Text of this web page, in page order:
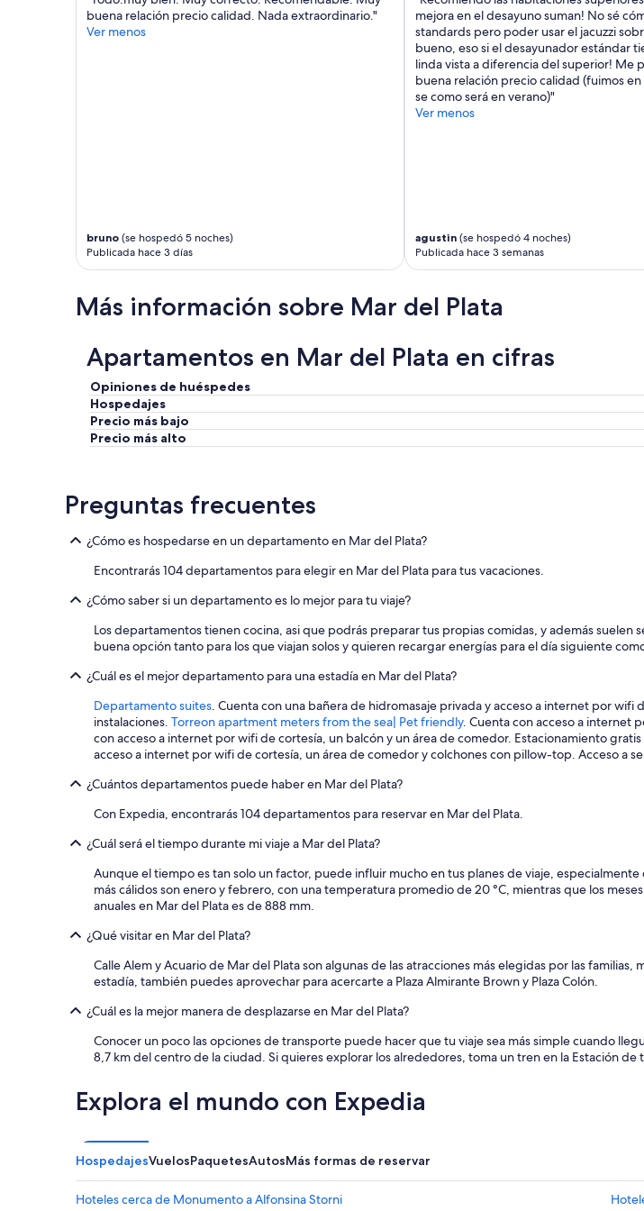
buena relación precio calidad. Nada extraordinario."
Ver menos
bruno (se hospedó 5 noches)
Publicada hace 3 días
mejora en el desayuno suman! No sé
standards pero poder usar el jacuzzi
bueno, eso si el desayunador estándar
linda vista a diferencia del superior! Me
buena relación precio calidad (fuimos
se como será en verano)"
Ver menos
agustin (se hospedó 4 noches)
Publicada hace 3 semanas
Más información sobre Mar del Plata
Apartamentos en Mar del Plata en cifras
Opiniones de huéspedes
Hospedajes
Precio más bajo
Precio más alto
Preguntas frecuentes
¿Cómo es hospedarse en un departamento en Mar del Plata?
Encontrarás 104 departamentos para elegir en Mar del Plata para tus vacaciones.
¿Cómo saber si un departamento es lo mejor para tu viaje?
Los departamentos tienen cocina, asi que podrás preparar tus propias comidas, y además
buena opción tanto para los que viajan solos y quieren recargar energías para el día siguiente
¿Cuál es el mejor departamento para una estadía en Mar del Plata?
Departamento suites. Cuenta con una bañera de hidromasaje privada y acceso a internet por
instalaciones. Torreon apartment meters from the sea| Pet friendly. Cuenta con acceso a internet
con acceso a internet por wifi de cortesía, un balcón y un área de comedor. Estacionamiento gratis
acceso a internet por wifi de cortesía, un área de comedor y colchones con pillow-top. Acceso a
¿Cuántos departamentos puede haber en Mar del Plata?
Con Expedia, encontrarás 104 departamentos para reservar en Mar del Plata.
¿Cuál será el tiempo durante mi viaje a Mar del Plata?
Aunque el tiempo es tan solo un factor, puede influir mucho en tus planes de viaje,
más cálidos son enero y febrero, con una temperatura promedio de 20 °C, mientras que los
anuales en Mar del Plata es de 888 mm.
¿Qué visitar en Mar del Plata?
Calle Alem y Acuario de Mar del Plata son algunas de las atracciones más elegidas por las
estadía, también puedes aprovechar para acercarte a Plaza Almirante Brown y Plaza Colón.
¿Cuál es la mejor manera de desplazarse en Mar del Plata?
Conocer un poco las opciones de transporte puede hacer que tu viaje sea más simple cuando
8,7 km del centro de la ciudad. Si quieres explorar los alrededores, toma un tren en la Estación de
Explora el mundo con Expedia
HospedajesVuelosPaquetesAutosMás formas de reservar
Hoteles cerca de Monumento a Alfonsina Storni